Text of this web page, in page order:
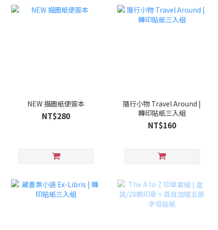
NEW 描圖紙便簽本
NT$280
隨行小物 Travel Around |
轉印貼紙三入組
NT$160